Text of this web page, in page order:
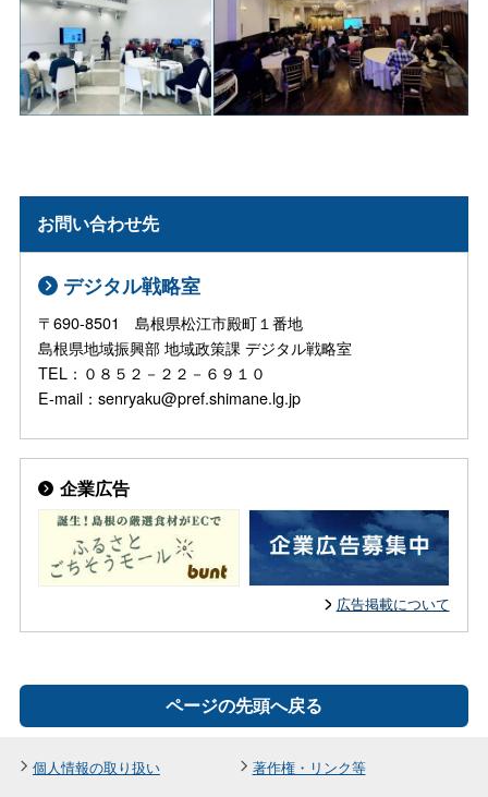
お問い合わせ先
デジタル戦略室
〒690-8501 島根県松江市殿町１番地
島根県地域振興部 地域政策課 デジタル戦略室
TEL：０８５２－２２－６９１０
E-mail：senryaku@pref.shimane.lg.jp
企業広告
広告掲載について
ページの先頭へ戻る
個人情報の取り扱い
著作権・リンク等